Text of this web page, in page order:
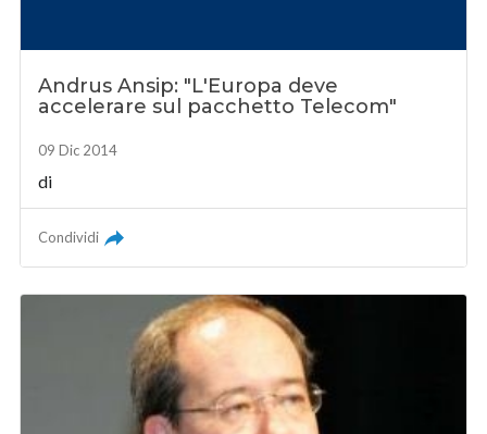
Andrus Ansip: "L'Europa deve
accelerare sul pacchetto Telecom"
09 Dic 2014
di
Condividi